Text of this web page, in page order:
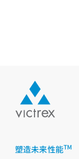
塑造未来性能TM